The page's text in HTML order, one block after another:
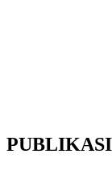
PUBLIKASI